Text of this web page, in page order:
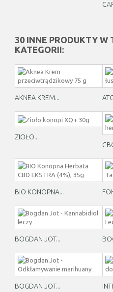
30 INNE PRODUKTY W
KATEGORII:
AKNEA KREM...
ZIOŁO...
BIO KONOPNA...
BOGDAN JOT...
BOGDAN JOT...